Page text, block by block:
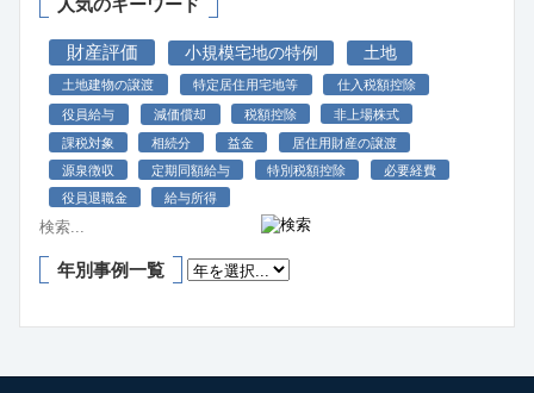
財産評価 小規模宅地の特例 土地
土地建物の譲渡 特定居住用宅地等 仕入税額控除
役員給与 減価償却 税額控除
非上場株式
課税対象
相続分 益金
居住用財産の譲渡
源泉徴収
定期同額給与 特別税額控除
必要経費
役員退職金
給与所得
年別事例一覧